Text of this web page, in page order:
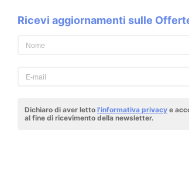
Ricevi aggiornamenti sulle
Dichiaro di aver letto l'informativa privacy e
al fine di ricevimento della newsletter.